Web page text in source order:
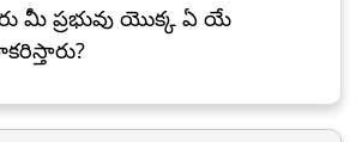
మీ ప్రభువు యొక్క ఏ యే